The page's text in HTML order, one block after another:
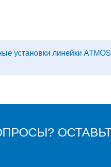
установки линейки